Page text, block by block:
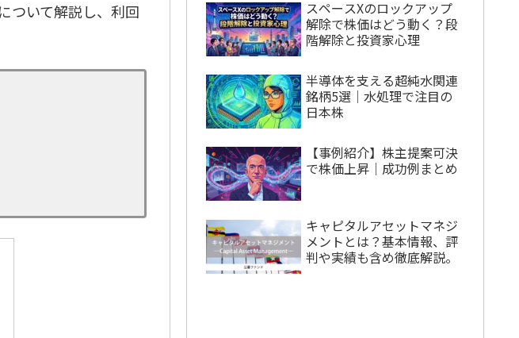
ついて解説し、利回
スペースXのロックアップ
解除で株価はどう動く？段
階解除と投資家心理
半導体を支える超純水関連
銘柄5選｜水処理で注目の
日本株
【事例紹介】株主提案可決
で株価上昇｜成功例まとめ
キャピタルアセットマネジ
メントとは？基本情報、評
判や実績も含め徹底解説。